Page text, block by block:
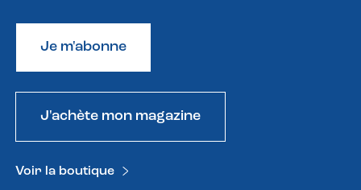
Je m'abonne
J'achète mon magazine
Voir la boutique